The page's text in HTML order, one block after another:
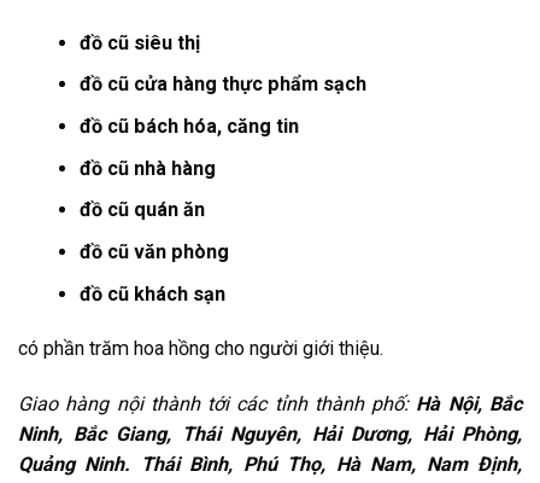
đồ cũ siêu thị
đồ cũ cửa hàng thực phẩm sạch
đồ cũ bách hóa, căng tin
đồ cũ nhà hàng
đồ cũ quán ăn
đồ cũ văn phòng
đồ cũ khách sạn
có phần trăm hoa hồng cho người giới thiệu.
Giao hàng nội thành tới các tỉnh thành phố: Hà Nội, Bắc
Ninh, Bắc Giang, Thái Nguyên, Hải Dương, Hải Phòng,
Quảng Ninh. Thái Bình, Phú Thọ, Hà Nam, Nam Định,